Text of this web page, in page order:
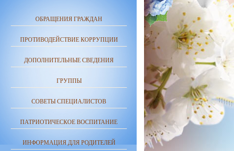
ОБРАЩЕНИЯ ГРАЖДАН
ПРОТИВОДЕЙСТВИЕ КОРРУПЦИИ
ДОПОЛНИТЕЛЬНЫЕ СВЕДЕНИЯ
ГРУППЫ
СОВЕТЫ СПЕЦИАЛИСТОВ
ПАТРИОТИЧЕСКОЕ ВОСПИТАНИЕ
ИНФОРМАЦИЯ ДЛЯ РОДИТЕЛЕЙ